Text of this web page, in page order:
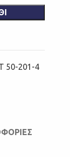
50-201-4